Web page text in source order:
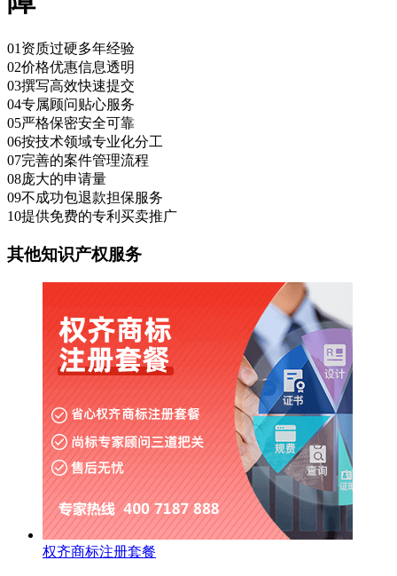
01 资质过硬多年经验
02价格优惠信息透明
03撰写高效快速提交
04专属顾问贴心服务
05严格保密安全可靠
06按技术领域专业化分工
07完善的案件管理流程
08庞大的申请量
09不成功包退款担保服务
10提供免费的专利买卖推广
其他知识产权服务
权齐商标注册套餐